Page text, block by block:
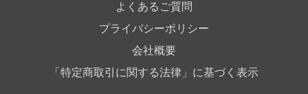
よくあるご質問
プライバシーポリシー
会社概要
「特定商取引に関する法律」に基づく表示